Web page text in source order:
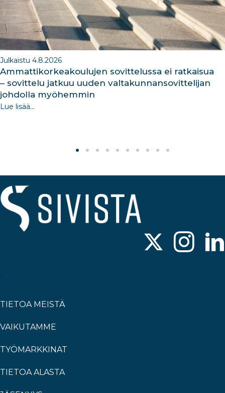
Julkaistu 4.8.2026
Ammattikorkeakoulujen sovittelussa ei ratkaisua
– sovittelu jatkuu uuden valtakunnansovittelijan
johdolla myöhemmin
Lue lisää...
TIETOA MEISTÄ
VAIKUTAMME
TYÖMARKKINAT
TIETOA ALASTA